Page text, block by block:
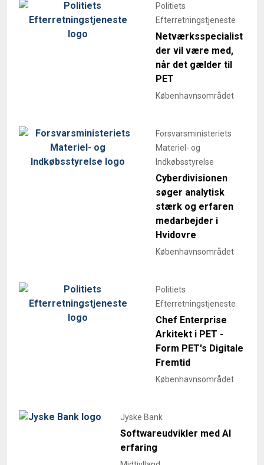
Politiets
Efterretningstjeneste
Netværksspecialist
der vil være med,
når det gælder til
PET
Københavnsområdet
Forsvarsministeriets
Materiel- og
Indkøbsstyrelse
Cyberdivisionen
søger analytisk
stærk og erfaren
medarbejder i
Hvidovre
Københavnsområdet
Politiets
Efterretningstjeneste
Chef Enterprise
Arkitekt i PET -
Form PET's Digitale
Fremtid
Københavnsområdet
Jyske Bank
Softwareudvikler med AI
erfaring